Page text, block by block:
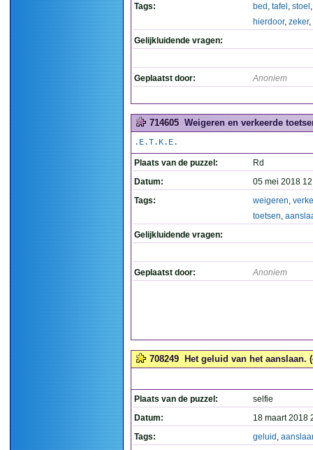
Tags:
bed , tafel , stoel
hierdoor, zeker,
Gelijkluidende vragen:
Geplaatst door: Anoniem
714605 Weigeren en verkeerde
.E.T.K.E.
Plaats van de puzzel:
Rd
Datum:
05 mei 2018
Tags:
weigeren,
toetsen,
Gelijkluidende vragen:
Geplaatst door: Anoniem
708249 Het geluid van het aanslaan.
Plaats van de puzzel:
selfie
Datum:
18 maart 2018
Tags:
geluid ,